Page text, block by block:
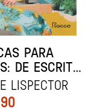
PARA
DE ESCRITA
Lispector